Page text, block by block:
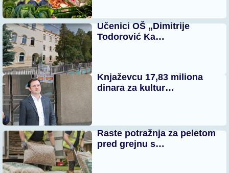
Učenici OŠ „Dimitrije
Todorović Ka…
Knjaževcu 17,83 miliona
dinara za kultur…
Raste potražnja za peletom
pred grejnu s…